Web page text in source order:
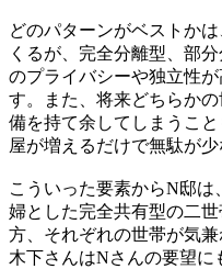
どのパターンがベストか
くるが、完全分離型、部
のプライバシーや独立性
す。また、将来どちらか
備を持て余してしまうこ
屋が増えるだけで無駄が
こういった要素からN邸
婦とした完全共有型の二
方、それぞれの世帯が気
木下さんはNさんの要望に